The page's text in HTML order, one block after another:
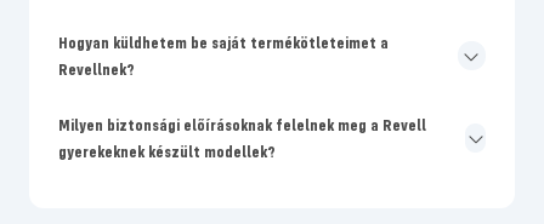
Hogyan küldhetem be saját termékötleteimet a
Revellnek?
Milyen biztonsági előírásoknak felelnek meg a Revell
gyerekeknek készült modellek?